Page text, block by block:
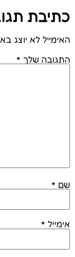
כתיבת
האימייל לא יוצג
התגובה שלך *
שם *
אימייל *